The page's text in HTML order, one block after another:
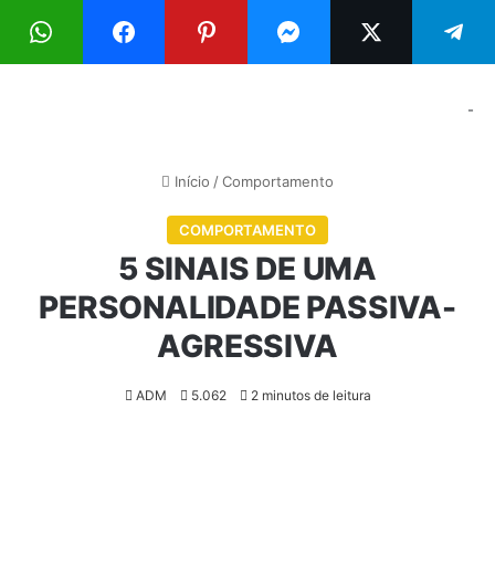
Menu
-
Início /Comportamento
COMPORTAMENTO
5 SINAIS DE UMA
PERSONALIDADE PASSIVA-
AGRESSIVA
ADM 5.062 2 minutos de leitura